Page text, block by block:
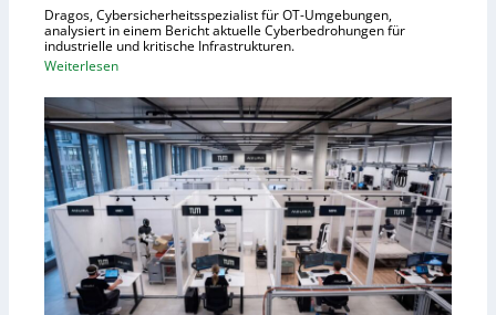
e
n
t
r
a
l
e
u
r
o
p
a
n
,
w
a
c
h
s
e
l
Dragos, Cybersicherheitsspezialist für OT-Umgebungen,
analysiert in einem Bericht aktuelle Cyberbedrohungen für
industrielle und kritische Infrastrukturen.
Weiterlesen:
e
A
n
g
e
i
f